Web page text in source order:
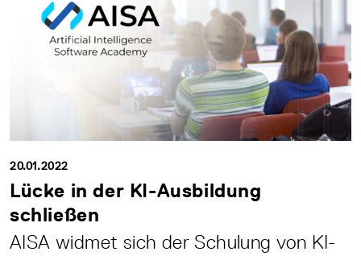
20.01.2022
Lücke in der KI-Ausbildung
schließen
AISA widmet sich der Schulung von KI-